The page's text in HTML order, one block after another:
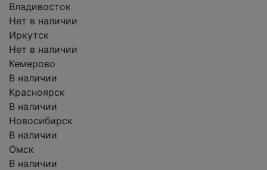
Владивосток
Нет в наличии
Иркутск
Нет в наличии
Кемерово
В наличии
Красноярск
В наличии
Новосибирск
В наличии
Омск
В наличии